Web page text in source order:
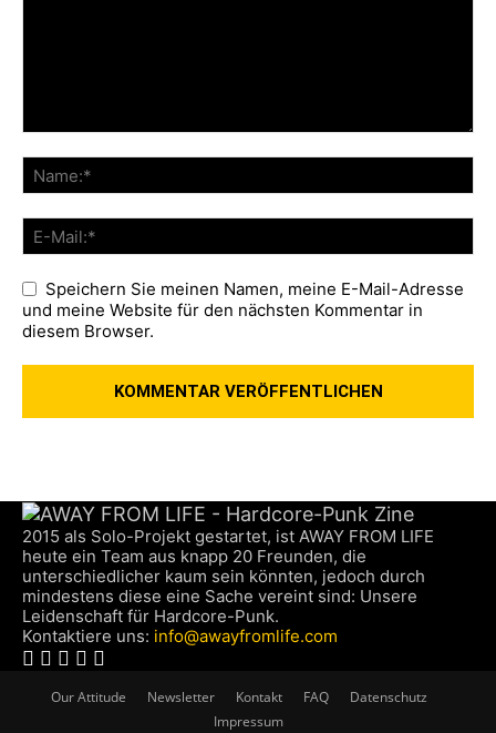
Speichern Sie meinen Namen, meine E-Mail-Adresse
und meine Website für den nächsten Kommentar in
diesem Browser.
2015 als Solo-Projekt gestartet, ist AWAY FROM LIFE
heute ein Team aus knapp 20 Freunden, die
unterschiedlicher kaum sein könnten, jedoch durch
mindestens diese eine Sache vereint sind: Unsere
Leidenschaft für Hardcore-Punk.
Kontaktiere uns: info@awayfromlife.com
Our Attitude Newsletter Kontakt FAQ
Datenschutz
Impressum